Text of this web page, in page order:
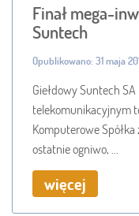
Finał mega-
Suntech
Opublikowano: 31 maja
Giełdowy Suntech
telekomunikacyjnym
Komputerowe
ostatnie ogniwo, ...
więcej